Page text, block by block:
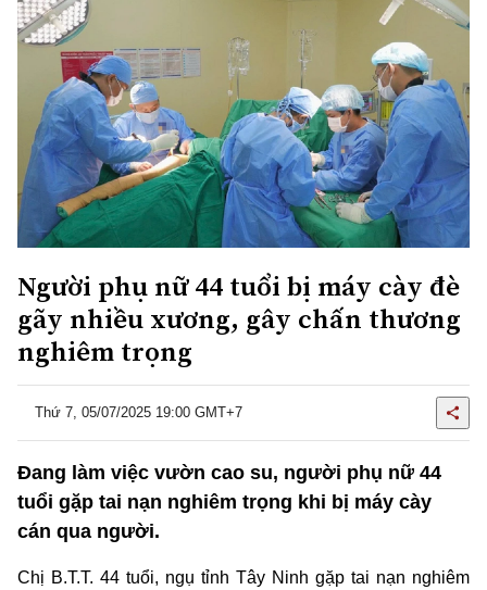
Người phụ nữ 44 tuổi bị máy cày đè
gãy nhiều xương, gây chấn thương
nghiêm trọng
Thứ 7, 05/07/2025 19:00 GMT+7
Đang làm việc vườn cao su, người phụ nữ 44
tuổi gặp tai nạn nghiêm trọng khi bị máy cày
cán qua người.
Chị B.T.T. 44 tuổi, ngụ tỉnh Tây Ninh gặp tai nạn nghiêm